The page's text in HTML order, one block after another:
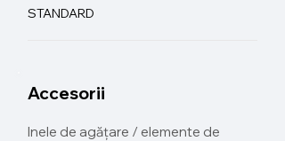
STANDARD
Accesorii
Inele de agățare / elemente de